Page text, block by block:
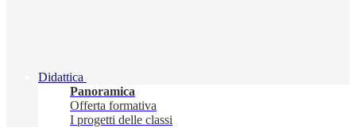
Didattica
Panoramica
Offerta formativa
I progetti delle classi